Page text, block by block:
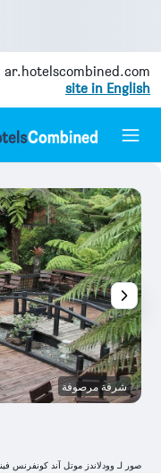
ar.hotelscombined.com
site in English
شرفة مرصوفة
صور لـ وودلاندز موتل آند كونفرنس